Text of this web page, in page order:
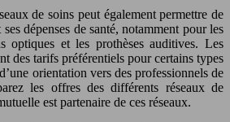
de soins peut également permettre de
dépenses de santé, notamment pour les
optiques et les prothèses auditives. Les
des tarifs préférentiels pour certains types
orientation vers des professionnels de
les offres des différents réseaux de
est partenaire de ces réseaux.